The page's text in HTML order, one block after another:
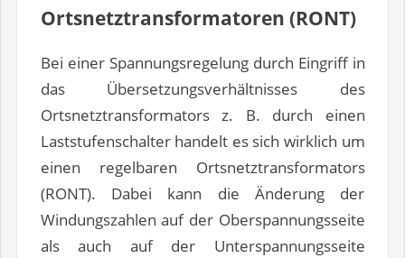
Ortsnetztransformatoren (RONT)
Bei einer Spannungsregelung durch Eingriff in
das Übersetzungsverhältnisses des
Ortsnetztransformators z. B. durch einen
Laststufenschalter handelt es sich wirklich um
einen regelbaren Ortsnetztransformators
(RONT). Dabei kann die Änderung der
Windungszahlen auf der Oberspannungsseite
als auch auf der Unterspannungsseite